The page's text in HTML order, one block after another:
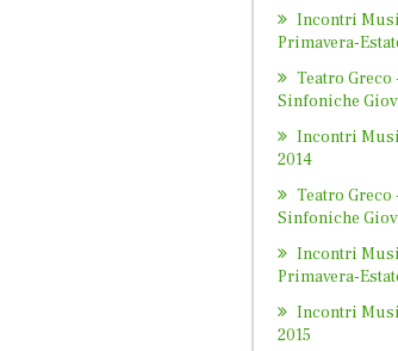
Incontri
Primavera-
Teatro
Sinfoniche
Incontri
2014
Teatro
Sinfoniche
Incontri
Primavera-
Incontri
2015